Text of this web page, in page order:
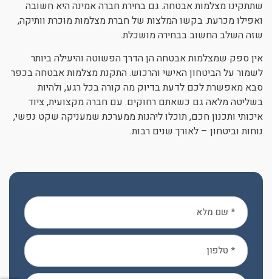
שתתקינו מצלמות אבטחה. גם בחירת חברה אמינה היא חשובה
ואפילו מכרעת. בקשו המלצות של חברת מצלמות מוכרת וותיקה,
שזה השלב החשוב בבחירה מושכלת.
אין ספק שמצלמות אבטחה הן הדרך הפשוטה והיעילה ביותר
לשמור על הביטחון האישי והרכוש. התקנת מצלמות אבטחה בכפר
סבא מאפשרת לכם לדעת בדיוק מה קורה בכל רגע, ולהיות
בשליטה מלאה גם כשאתם רחוקים. עם חברה מקצועית, ציוד
איכותי ותכנון חכם, תוכלו ליהנות ממערכת שמעניקה שקט נפשי,
נוחות וביטחון – לאורך שנים רבות.